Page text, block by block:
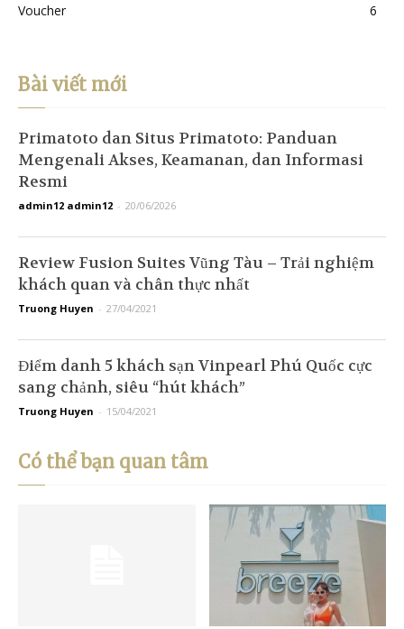
Voucher
6
Bài viết mới
Primatoto dan Situs Primatoto: Panduan
Mengenali Akses, Keamanan, dan Informasi
Resmi
admin12 admin12 - 20/06/2026
Review Fusion Suites Vũng Tàu – Trải nghiệm
khách quan và chân thực nhất
Truong Huyen - 27/04/2021
Điểm danh 5 khách sạn Vinpearl Phú Quốc cực
sang chảnh, siêu “hút khách”
Truong Huyen - 15/04/2021
Có thể bạn quan tâm